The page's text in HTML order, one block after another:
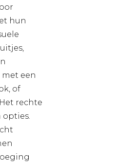
hun
een
of
rechte
opties.